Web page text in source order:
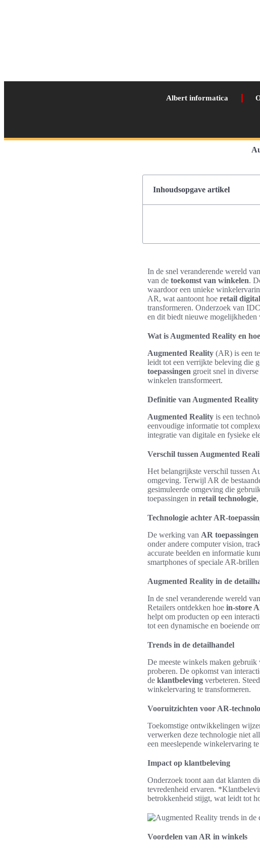
Albert informatica
Inhoudsopgave artikel
In de snel veranderende wereld
van de toekomst van winkelen.
waardoor een unieke
AR, wat aantoont hoe retail
transformeren. Onderzoek van
en dit biedt nieuwe mogelijkheden
Wat is Augmented Reality en
Augmented Reality (AR) is een
leidt tot een verrijkte beleving die
toepassingen groeit snel in
winkelen transformeert.
Definitie van Augmented Reality
Augmented Reality is een
eenvoudige informatie tot
integratie van digitale en fysieke
Verschil tussen Augmented
Het belangrijkste verschil tussen
omgeving. Terwijl AR de
gesimuleerde omgeving die
toepassingen in retail technologie
Technologie achter AR-
De werking van AR toepassingen
onder andere computer vision,
accurate beelden en informatie
smartphones of speciale AR-
Augmented Reality in de
In de snel veranderende wereld
Retailers ontdekken hoe in-store
helpt om producten op een
tot een dynamische en boeiende
Trends in de detailhandel
De meeste winkels maken
proberen. De opkomst van
de klantbeleving verbeteren.
winkelervaring te transformeren.
Vooruitzichten voor AR-
Toekomstige ontwikkelingen
verwerken deze technologie niet
een meeslepende winkelervaring
Impact op klantbeleving
Onderzoek toont aan dat klanten
tevredenheid ervaren.
betrokkenheid stijgt, wat leidt tot
Voordelen van AR in winkels